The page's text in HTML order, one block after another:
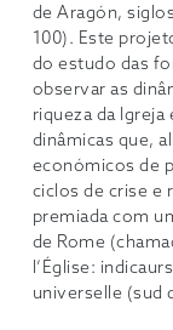
de Aragón,
100). Este
do estudo das
observar as
riqueza da
dinâmicas que,
económicos de
ciclos de crise e
premiada com
de Rome
l’Église:
universelle (sud